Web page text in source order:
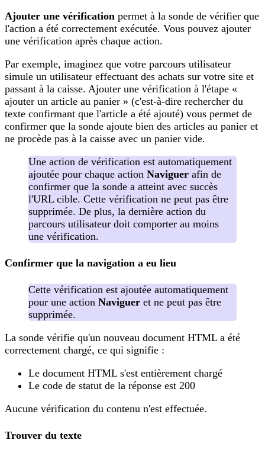
Ajouter une vérification permet à la sonde de vérifier que
l'action a été correctement exécutée. Vous pouvez ajouter
une vérification après chaque action.
Par exemple, imaginez que votre parcours utilisateur
simule un utilisateur effectuant des achats sur votre site et
passant à la caisse. Ajouter une vérification à l'étape «
ajouter un article au panier » (c'est-à-dire rechercher du
texte confirmant que l'article a été ajouté) vous permet de
confirmer que la sonde ajoute bien des articles au panier et
ne procède pas à la caisse avec un panier vide.
Une action de vérification est automatiquement
ajoutée pour chaque action Naviguer afin de
confirmer que la sonde a atteint avec succès
l'URL cible. Cette vérification ne peut pas être
supprimée. De plus, la dernière action du
parcours utilisateur doit comporter au moins
une vérification.
Confirmer que la navigation a eu lieu
Cette vérification est ajoutée automatiquement
pour une action Naviguer et ne peut pas être
supprimée.
La sonde vérifie qu'un nouveau document HTML a été
correctement chargé, ce qui signifie :
Le document HTML s'est entièrement chargé
Le code de statut de la réponse est 200
Aucune vérification du contenu n'est effectuée.
Trouver du texte